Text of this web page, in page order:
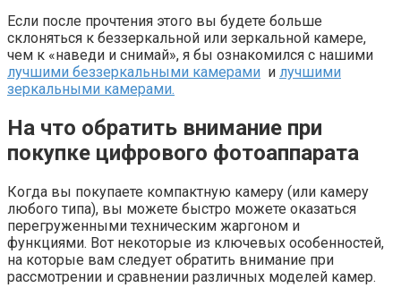
Если после прочтения этого вы будете больше
склоняться к беззеркальной или зеркальной камере,
чем к «наведи и снимай», я бы ознакомился с нашими
лучшими беззеркальными камерами и лучшими
зеркальными камерами.
На что обратить внимание при
покупке цифрового фотоаппарата
Когда вы покупаете компактную камеру (или камеру
любого типа), вы можете быстро можете оказаться
перегруженными техническим жаргоном и
функциями. Вот некоторые из ключевых особенностей,
на которые вам следует обратить внимание при
рассмотрении и сравнении различных моделей камер.